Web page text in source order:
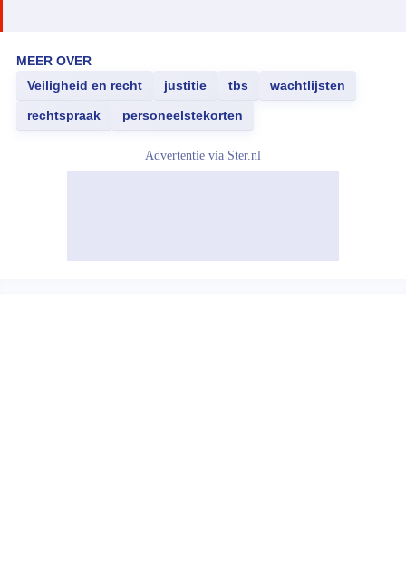
MEER OVER
Veiligheid en recht
justitie tbs wachtlijsten
rechtspraak personeelstekorten
Advertentie via Ster.nl